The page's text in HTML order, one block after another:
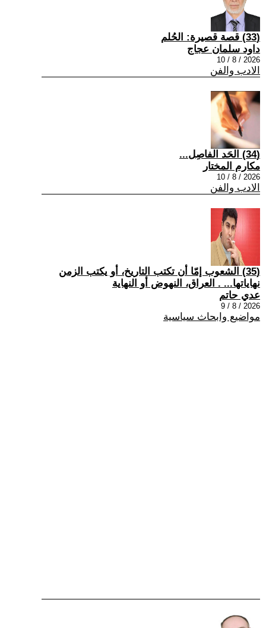
(33) قصة قصيرة: الحُلم
داود سلمان عجاج
2026 / 8 / 10
الادب والفن
(34) الحَد الفاصِل...
مكارم المختار
2026 / 8 / 10
الادب والفن
(35) الشعوب إمّا أن تكتب التاريخ، أو يكتب الزمن
نهاياتها... . العراق، النهوض أو النهاية
عدي حاتم
2026 / 8 / 9
مواضيع وابحاث سياسية